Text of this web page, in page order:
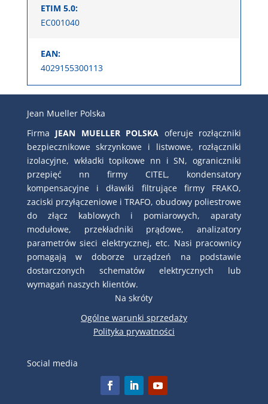
ETIM 5.0:
EC001040
EAN:
4029155300113
Jean Mueller Polska
Firma JEAN MUELLER POLSKA oferuje rozłączniki
bezpiecznikowe skrzynkowe i listwowe, rozłączniki
izolacyjne, wkładki topikowe nn i SN, ograniczniki
przepięć nn firmy CITEL, kondensatory
kompensacyjne i dławiki filtrujące firmy FRAKO,
zaciski przyłączeniowe i TRAFO, obudowy poliestrowe
do złącz kablowych i pomiarowych, aparaty
modułowe, przekładniki prądowe, analizatory
parametrów sieci elektrycznej, etc. Nasi pracownicy
pomagają w doborze urządzeń na podstawie
dostarczonych schematów elektrycznych lub
wymagań naszych klientów.
Na skróty
Ogólne warunki sprzedaży
Polityka prywatności
Social media